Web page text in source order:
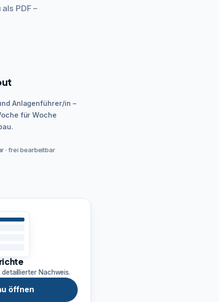
PDF –
Anlagenführer/in –
für Woche
· frei bearbeitbar
Nachweis.
öffnen